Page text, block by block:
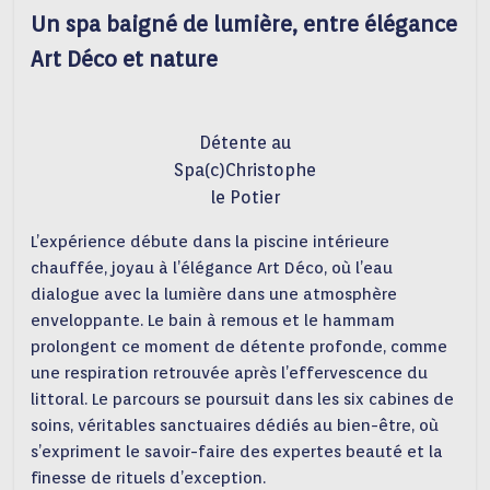
Un spa baigné de lumière, entre élégance
Art Déco et nature
Détente au
Spa(c)Christophe
le Potier
L’expérience débute dans la piscine intérieure
chauffée, joyau à l’élégance Art Déco, où l’eau
dialogue avec la lumière dans une atmosphère
enveloppante. Le bain à remous et le hammam
prolongent ce moment de détente profonde, comme
une respiration retrouvée après l’effervescence du
littoral. Le parcours se poursuit dans les six cabines de
soins, véritables sanctuaires dédiés au bien-être, où
s’expriment le savoir-faire des expertes beauté et la
finesse de rituels d’exception.